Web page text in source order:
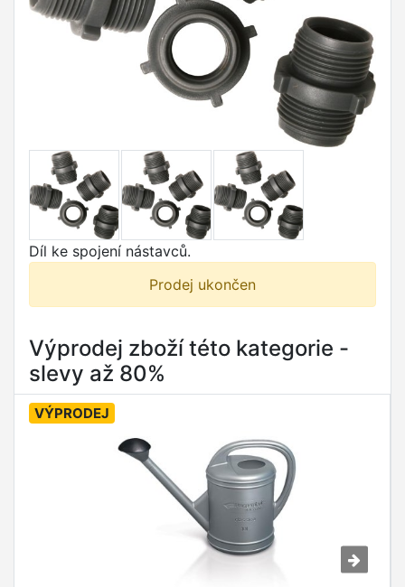
Díl ke spojení nástavců.
Prodej ukončen
Výprodej zboží této kategorie -
slevy až 80%
VÝPRODEJ